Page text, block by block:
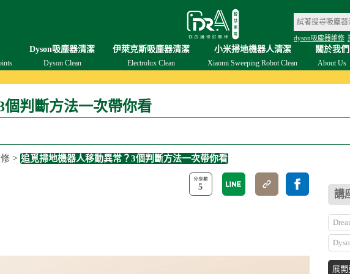
dyson吸塵器維修
Dyson吸塵器清潔
Dyson Clean
伊萊克斯吸塵器清潔
Electrolux Clean
小米掃地機器人清潔
Xiaomi Sweeping Robot Clean
關於我們
About Us
判斷方法一次帶你看
> 追覓掃地機器人移動異常？3個判斷方法一次帶你看
5
講
石
展開